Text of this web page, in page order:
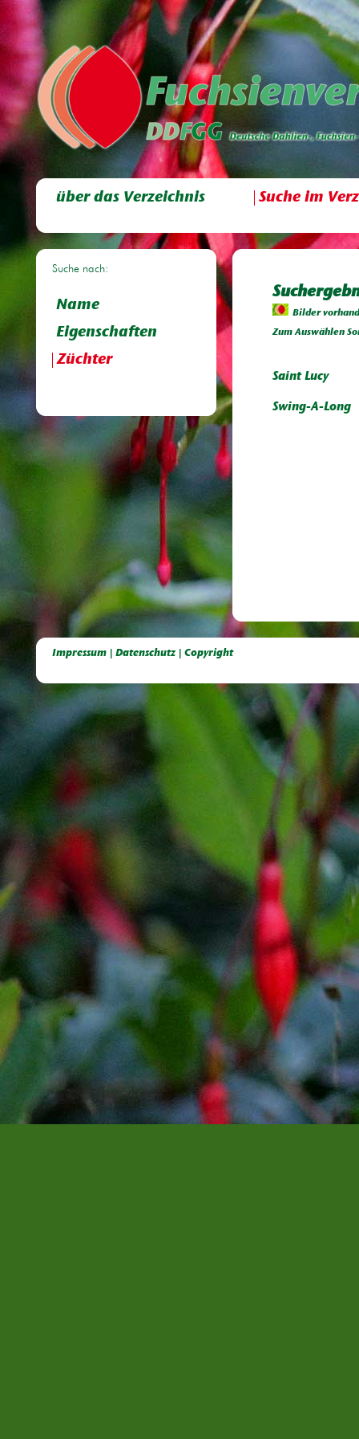
über das Verzeichnis Suche im
Suche nach:
Name
Eigenschaften
Züchter
Bilder
Zum Auswählen
Saint Lucy
Swing-A-Long
Impressum | Datenschutz | Copyright